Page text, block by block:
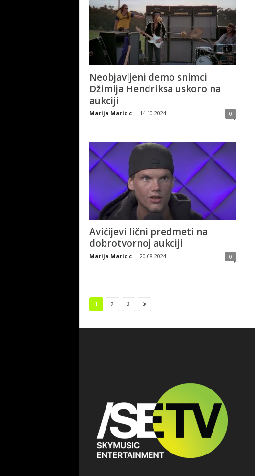
Neobjavljeni demo snimci
Džimija Hendriksa uskoro na
aukciji
Marija Maricic - 14.10.2024 0
Avićijevi lični predmeti na
dobrotvornoj aukciji
Marija Maricic - 20.08.2024 0
1 2 3